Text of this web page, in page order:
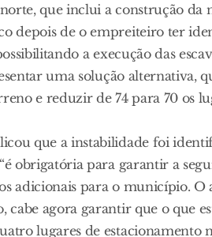
que inclui a construção
depois de o empreiteiro ter
a execução das
uma solução alternativa,
e reduzir de 74 para 70 os
que a instabilidade foi
obrigatória para garantir a
adicionais para o município.
cabe agora garantir que o que
lugares de estacionamento